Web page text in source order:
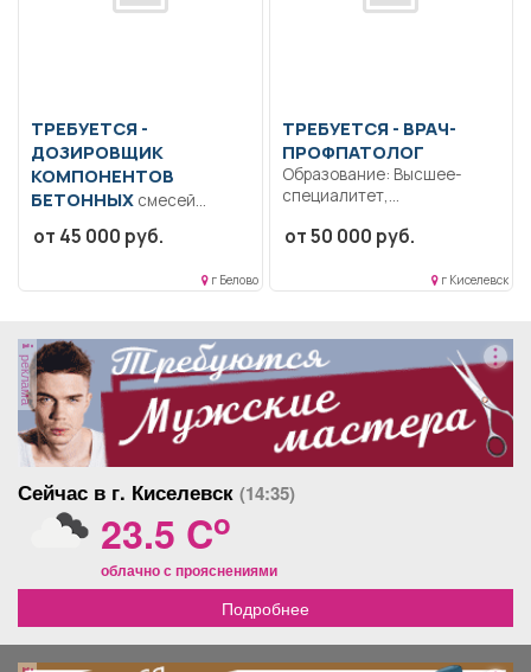
ТРЕБУЕТСЯ -
ДОЗИРОВЩИК
КОМПОНЕНТОВ
БЕТОННЫХ смесей
профессиональное
Ответственность.. В
от 45 000 руб.
г Белово
ТРЕБУЕТСЯ - ВРАЧ-
ПРОФПАТОЛОГ
Образование: Высшее-
специалитет,
Коммуникабельность.
Выполнение должностных
от 50 000 руб.
г Киселевск
реклама
Сейчас в г. Киселевск (14:35)
23.5 Co
облачно с прояснениями
Подробнее